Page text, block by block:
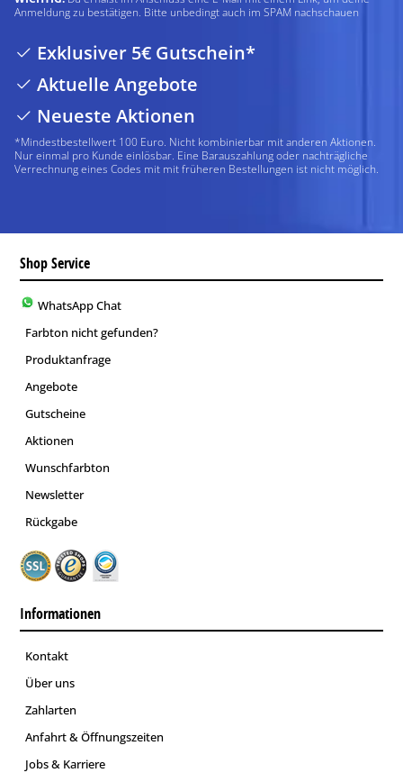
Anmeldung zu bestätigen. Bitte unbedingt auch im SPAM nachschauen
Exklusiver 5€ Gutschein*
Aktuelle Angebote
Neueste Aktionen
*Mindestbestellwert 100 Euro. Nicht kombinierbar mit anderen Aktionen.
Nur einmal pro Kunde einlösbar. Eine Barauszahlung oder nachträgliche
Verrechnung eines Codes mit mit früheren Bestellungen ist nicht möglich.
Shop Service
WhatsApp Chat
Farbton nicht gefunden?
Produktanfrage
Angebote
Gutscheine
Aktionen
Wunschfarbton
Newsletter
Rückgabe
Informationen
Kontakt
Über uns
Zahlarten
Anfahrt & Öffnungszeiten
Jobs & Karriere